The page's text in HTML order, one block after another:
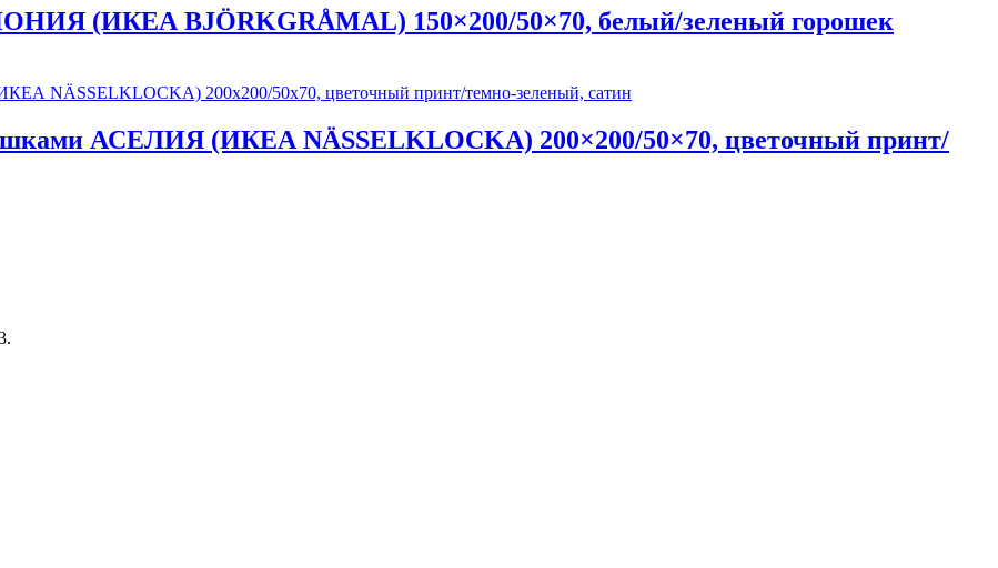
(ИКЕА BJÖRKGRÅMAL) 150×200/50×70, белый/зеленый горошек
АСЕЛИЯ (ИКЕА NÄSSELKLOCKA) 200×200/50×70, цветочный принт/